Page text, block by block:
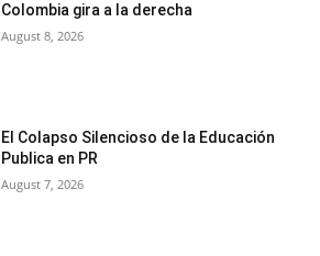
Colombia gira a la derecha
August 8, 2026
El Colapso Silencioso de la Educación
Publica en PR
August 7, 2026